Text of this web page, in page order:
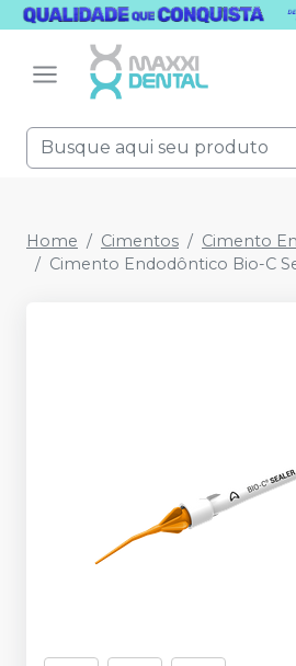
Home Cimentos
Cimento
Cimento Endodôntico Bio-C